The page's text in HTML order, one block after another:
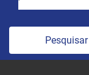
Pesquisar